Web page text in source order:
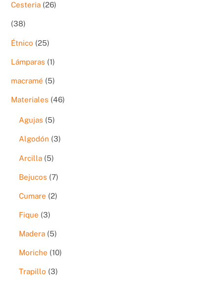
Cesteria 2626
3838
Étnico 2525
Lámparas 11
macramé 55
Materiales 4646
Agujas
55
Algodón 33
Arcilla 55
Bejucos 77
Cumare 22
Fique 33
Madera 55
Moriche 1010
Trapillo 33